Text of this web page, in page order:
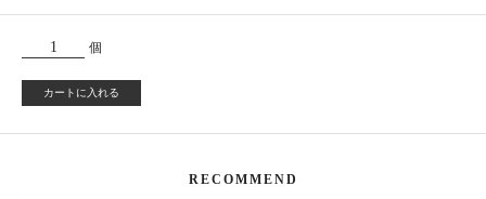
個
カートに入れる
RECOMMEND